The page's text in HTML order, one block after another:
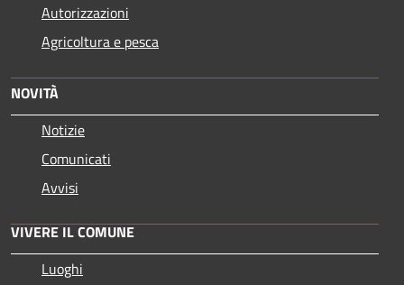
Autorizzazioni
Agricoltura e pesca
NOVITÀ
Notizie
Comunicati
Avvisi
VIVERE IL COMUNE
Luoghi